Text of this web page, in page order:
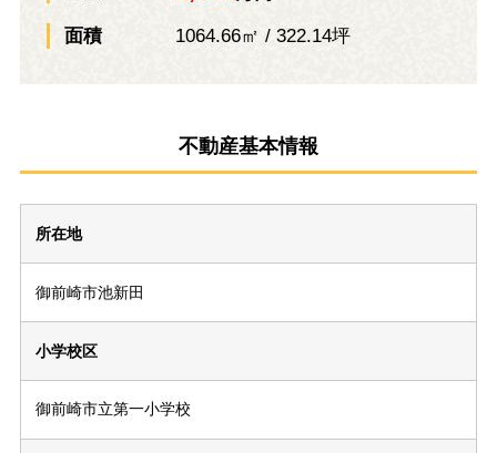
面積 1064.66㎡ / 322.14坪
不動産基本情報
所在地
御前崎市池新田
小学校区
御前崎市立第一小学校